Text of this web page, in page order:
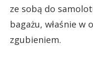
ze sobą do
bagażu, właśnie w
zgubieniem.